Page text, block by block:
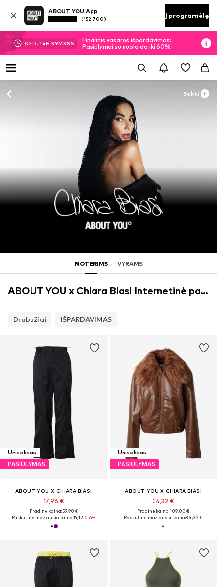
ABOUT YOU App
(152 700) Į programėlę
03D.14H 39M 36 S
Finalinis vasaros išpardavimas:
Pasiūlymai su nuolaida iki 60%
Sekti
MOTERIMS VYRAMS
ABOUT YOU x Chiara Biasi Internetinė parduotuvė
Drabužiai IŠPARDAVIMAS
Uniseksas
PASIŪLYMAS
ABOUT YOU X CHIARA BIASI
17,96 €
Pradinė kaina: 59,90 €
Paskutinė mažiausia kaina:19,12 €-6%
Uniseksas
PASIŪLYMAS
ABOUT YOU X CHIARA BIASI
34,32 €
Pradinė kaina: 109,00 €
Paskutinė mažiausia kaina:34,32 €